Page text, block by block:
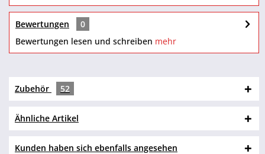
Bewertungen
0
Bewertungen lesen und schreiben mehr
Zubehör 52
Ähnliche Artikel
Kunden haben sich ebenfalls angesehen